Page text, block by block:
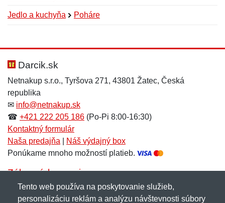
Jedlo a kuchyňa Poháre
Hodnotenie:
Meno:*
E-mail:
Správa*
Meno:
E-mail:*
Správa*
Darcik.sk
Netnakup s.r.o., Tyršova 271, 43801 Žatec, Česká
republika
✉ info@netnakup.sk
☎ +421 222 205 186 (Po-Pi 8:00-16:30)
Kontaktný formulár
Naša predajňa
Náš výdajný box
Ponúkame mnoho možností platieb.
Zákaznícky servis
Novinky emailom
Tento web používa na poskytovanie služieb,
personalizáciu reklám a analýzu návštevnosti súbory